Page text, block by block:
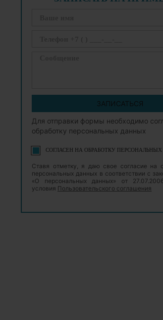
ЗАПИСАТЬСЯ
Для отправки формы необходимо
обработку персональных данных
СОГЛАСЕН НА ОБРАБОТКУ
Ставя отметку, я даю свое согласие на
персональных данных в соответствии с
«О персональных данных» от
условия Пользовательского соглашения